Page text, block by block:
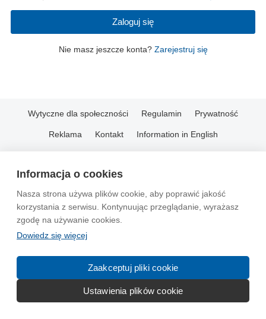
Informacja o cookies
Nasza strona używa plików cookie, aby poprawić jakość
korzystania z serwisu. Kontynuując przeglądanie, wyrażasz
zgodę na używanie cookies.
Dowiedz się więcej
Zaakceptuj pliki cookie
Ustawienia plików cookie
Zaloguj się
Nie masz jeszcze konta? Zarejestruj się
Wytyczne dla społeczności Regulamin Prywatność
Reklama Kontakt Information in English